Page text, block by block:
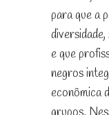
para que a
e que
negros
econômica